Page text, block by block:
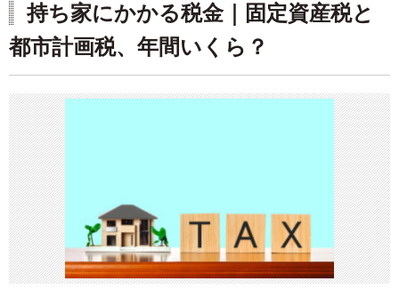
持ち家にかかる税金｜固定資産税と
都市計画税、年間いくら？